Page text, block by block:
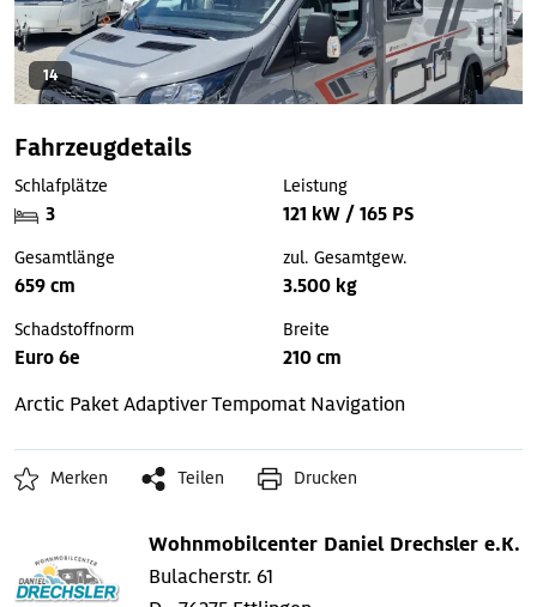
14
Fahrzeugdetails
Schlafplätze
3
Leistung
121 kW / 165 PS
Gesamtlänge
659 cm
zul. Gesamtgew.
3.500 kg
Schadstoffnorm
Euro 6e
Breite
210 cm
Arctic PaketAdaptiver Tempomat Navigation
Merken Teilen Drucken
Wohnmobilcenter Daniel Drechsler e.K.
Bulacherstr. 61